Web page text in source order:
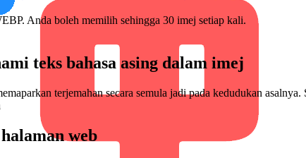
Anda boleh memilih sehingga 30 imej setiap kali.
teks bahasa asing dalam imej
terjemahan secara semula jadi pada kedudukan
web